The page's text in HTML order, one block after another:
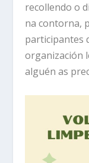
recollendo o
na contorna,
participantes
organización
alguén as